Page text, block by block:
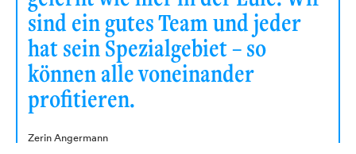
sind ein gutes Team und jeder
hat sein Spezialgebiet – so
können alle voneinander
profitieren.
Zerin Angermann